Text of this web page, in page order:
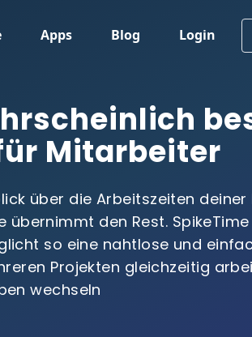
Apps Blog Login
Mitarbeiter
über die Arbeitszeiten
den Rest.
so eine nahtlose und
Projekten gleichzeitig
wechseln